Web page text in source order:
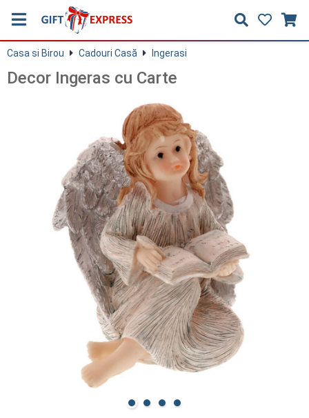
Casa si Birou Cadouri Casă Ingerasi
Decor Ingeras cu Carte